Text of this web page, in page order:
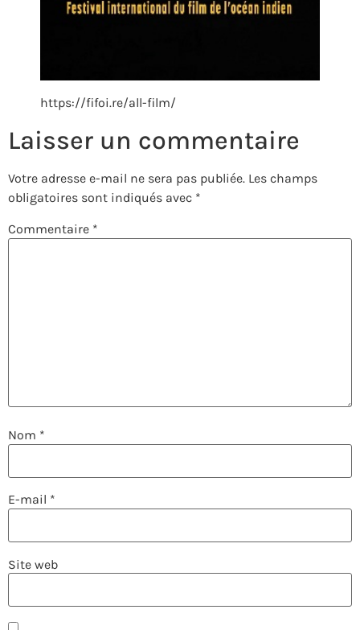
https://fifoi.re/all-film/
Laisser un commentaire
Votre adresse e-mail ne sera pas publiée. Les champs
obligatoires sont indiqués avec *
Commentaire *
Nom *
E-mail *
Site web